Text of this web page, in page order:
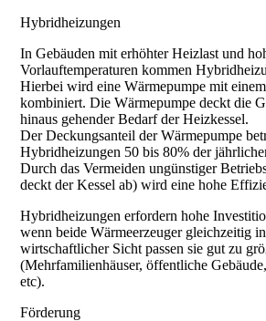
Hybridheizungen
In Gebäuden mit erhöhter Heizlast und
Vorlauftemperaturen kommen
Hierbei wird eine Wärmepumpe mit
kombiniert. Die Wärmepumpe deckt die
hinaus gehender Bedarf der Heizkessel.
Der Deckungsanteil der Wärmepumpe
Hybridheizungen 50 bis 80% der
Durch das Vermeiden ungünstiger
deckt der Kessel ab) wird eine hohe
Hybridheizungen erfordern hohe
wenn beide Wärmeerzeuger gleichzeitig
wirtschaftlicher Sicht passen sie gut zu
(Mehrfamilienhäuser, öffentliche
etc).
Förderung